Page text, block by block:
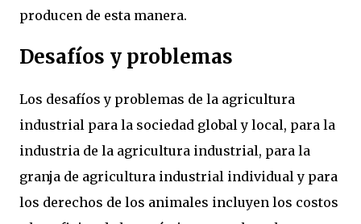
producen de esta manera.
Desafíos y problemas
Los desafíos y problemas de la agricultura
industrial para la sociedad global y local, para la
industria de la agricultura industrial, para la
granja de agricultura industrial individual y para
los derechos de los animales incluyen los costos